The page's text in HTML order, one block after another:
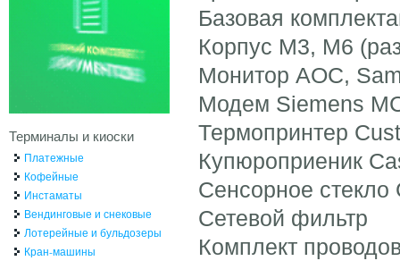
Базовая
Корпус М3, М6
Монитор AOС,
Модем Siemens
Термопринтер
Купюроприеник
Сенсорное стекло
Сетевой фильтр
Комплект
Терминалы и киоски
Платежные
Кофейные
Инстаматы
Вендинговые и снековые
Лотерейные и бульдозеры
Кран-машины